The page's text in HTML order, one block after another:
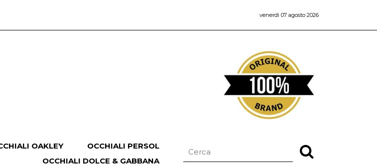
venerdì 07 agosto 2026
OAKLEY
OCCHIALI PERSOL
OCCHIALI DOLCE & GABBANA